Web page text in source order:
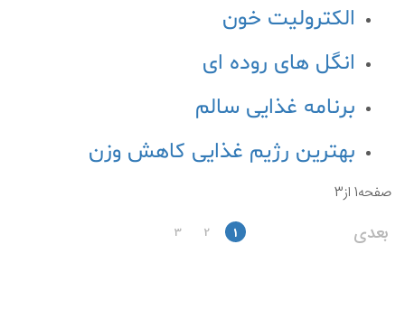
الکترولیت خون
انگل های روده ای
برنامه غذایی سالم
بهترین رژیم غذایی کاهش وزن
صفحه1 از3
1
2
3 بعدی